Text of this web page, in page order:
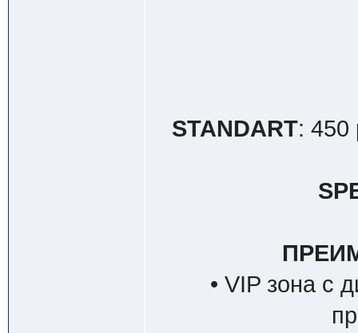
STANDART: 450
• VIP зона с